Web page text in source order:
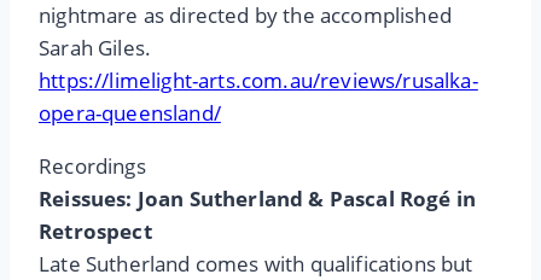
nightmare as directed by the accomplished
Sarah Giles.
https://limelight-arts.com.au/reviews/rusalka-
opera-queensland/
Recordings
Reissues: Joan Sutherland & Pascal Rogé in
Retrospect
Late Sutherland comes with qualifications but